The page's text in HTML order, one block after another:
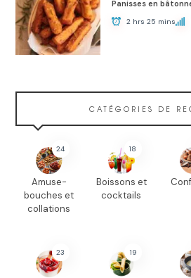
Panisses en
2 hrs 25 mins
CATÉGORIES DE
24
Amuse-
bouches et
collations
18
Boissons et
cocktails
23 19